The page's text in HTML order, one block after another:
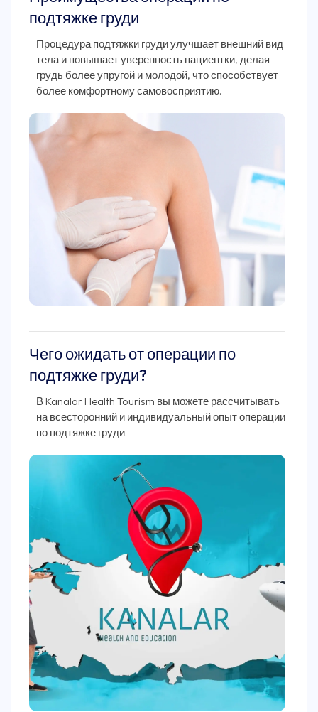
подтяжке груди
Процедура подтяжки груди улучшает внешний вид
тела и повышает уверенность пациентки, делая
грудь более упругой и молодой, что способствует
более комфортному самовосприятию.
Чего ожидать от операции по
подтяжке груди?
В Kanalar Health Tourism вы можете рассчитывать
на всесторонний и индивидуальный опыт операции
по подтяжке груди.